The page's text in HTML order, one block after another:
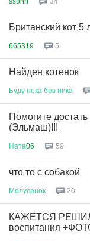
Британский кот 5
665319 5
Найден котенок
Буду пока без ника
Помогите
(Эльмаш)!!!
Ната06 59
что то с собакой
Мелусенок 20
КАЖЕТСЯ
воспитания